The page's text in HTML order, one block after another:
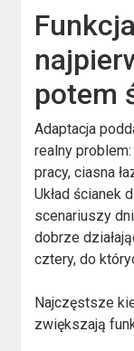
potem
Adaptacja
realny
pracy, ciasna
Układ ścianek
scenariuszy
dobrze
cztery, do
Najczęstsze
zwiększają